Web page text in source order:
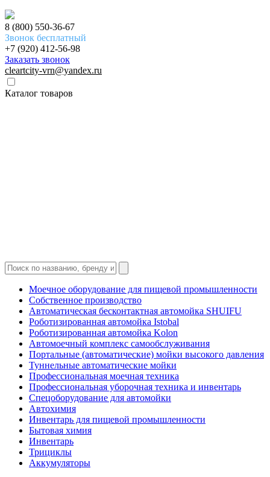
8 (800) 550-36-67
Звонок бесплатный
+7 (920) 412-56-98
Заказать звонок
cleartcity-vrn@yandex.ru
Каталог товаров
Моечное оборудование для пищевой промышленности
Собственное производство
Автоматическая бесконтактная автомойка SHUIFU
Роботизированная автомойка Istobal
Роботизированная автомойка Kolon
Автомоечный комплекс самообслуживания
Портальные (автоматические) мойки высокого давления
Туннельные автоматические мойки
Профессиональная моечная техника
Профессиональная уборочная техника и инвентарь
Спецоборудование для автомойки
Автохимия
Инвентарь для пищевой промышленности
Бытовая химия
Инвентарь
Трициклы
Аккумуляторы